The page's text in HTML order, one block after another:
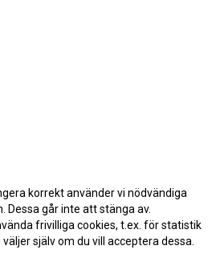
korrekt använder vi nödvändiga
Dessa går inte att stänga av.
frivilliga cookies, t.ex. för statistik
själv om du vill acceptera dessa.